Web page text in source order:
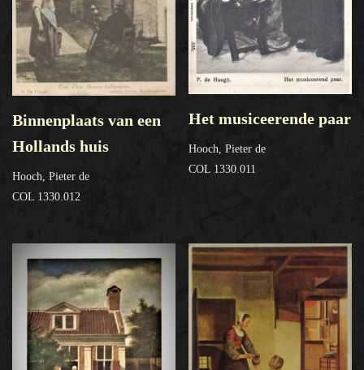
Binnenplaats van een
Hollands huis
Hooch, Pieter de
COL 1330.012
Het musiceerende paar
Hooch, Pieter de
COL 1330.011